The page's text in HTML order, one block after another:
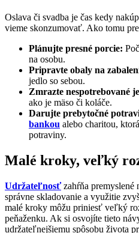
Oslava či svadba je čas kedy
vieme skonzumovať. Ako tomu
Plánujte presné porcie:
na osobu.
Pripravte obaly na
jedlo so sebou.
Zmrazte nespotrebované
ako je mäso či koláče.
Darujte prebytočné
bankou alebo charitou,
potraviny.
Malé kroky, veľký
Udržateľnosťzahŕňa premyslené
správne skladovanie a využitie
malé kroky môžu priniesť veľký
peňaženku. Ak si osvojíte tieto
udržateľnejšiemu spôsobu života